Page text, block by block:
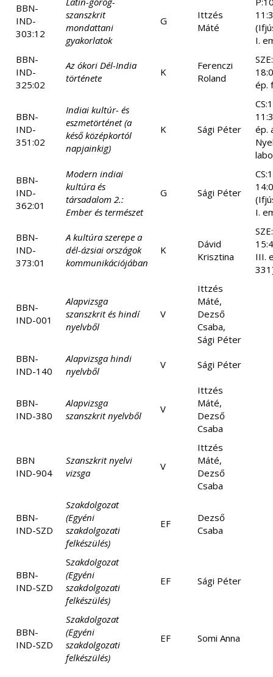
BBN-
IND-
303:12
szanszkrit
mondattani
gyakorlatok
G
Ittzés
Máté
I.
BBN-
IND-
325:02
Az ókori Dél-India
története
K
Ferenczi
Roland
ép.
BBN-
IND-
351:02
Indiai kultúr- és
eszmetörténet (a
késő középkortól
napjainkig)
K Sági Péter
ép.
BBN-
IND-
362:01
Modern indiai
kultúra és
társadalom 2.:
Ember és természet
G Sági Péter
I.
BBN-
IND-
373:01
A kultúra szerepe a
dél-ázsiai országok
kommunikációjában
K
Dávid
Krisztina
III.
BBN-
IND-001
Alapvizsga
szanszkrit és hindí
nyelvből
V
Ittzés
Máté,
Dezső
Csaba,
Sági Péter
BBN-
IND-140
Alapvizsga hindi
nyelvből
V Sági Péter
BBN-
IND-380
Alapvizsga
szanszkrit nyelvből
V
Ittzés
Máté,
Dezső
Csaba
BBN
IND-904
Szanszkrit nyelvi
vizsga
V
Ittzés
Máté,
Dezső
Csaba
BBN-
IND-SZD
Szakdolgozat
(Egyéni
szakdolgozati
felkészülés)
EF
Dezső
Csaba
BBN-
IND-SZD
Szakdolgozat
(Egyéni
szakdolgozati
felkészülés)
EF Sági Péter
BBN-
IND-SZD
Szakdolgozat
(Egyéni
szakdolgozati
felkészülés)
EF Somi Anna